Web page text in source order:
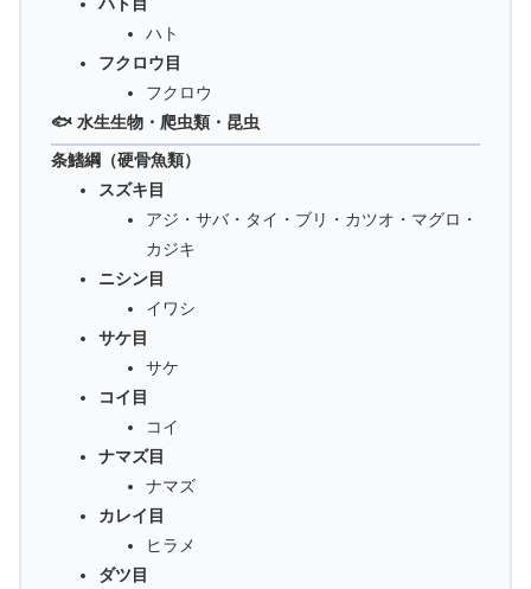
ハト
フクロウ目
フクロウ
🐟 水生生物・爬虫類・昆虫
条鰭綱（硬骨魚類）
スズキ目
アジ・サバ・タイ・ブリ・カツオ・マグロ・
カジキ
ニシン目
イワシ
サケ目
サケ
コイ目
コイ
ナマズ目
ナマズ
カレイ目
ヒラメ
ダツ目